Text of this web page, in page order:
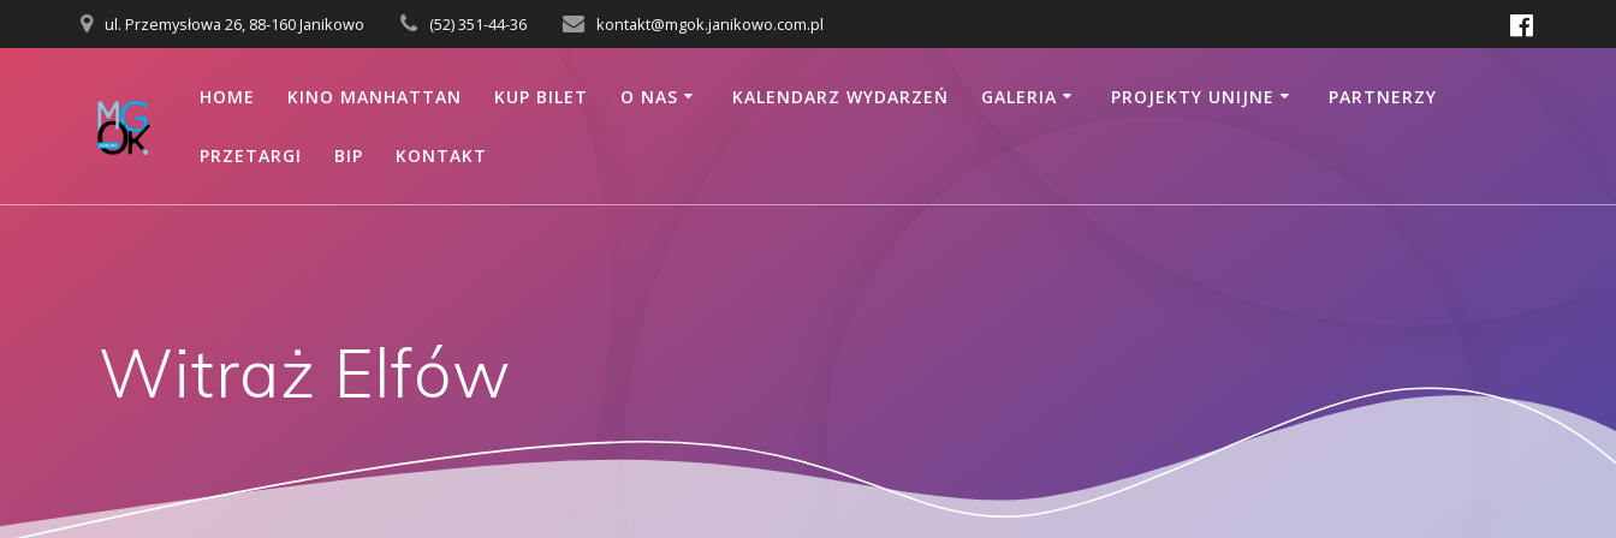
do
ul. Przemysłowa 26, 88-160 Janikowo (52) 351-44-36 kontakt@mgok.janikowo.com.pl
HOME KINO MANHATTAN KUP BILET O NAS KALENDARZ WYDARZEŃ GALERIA PROJEKTY UNIJNE PARTNERZY
PRZETARGI BIP KONTAKT
Witraż Elfów